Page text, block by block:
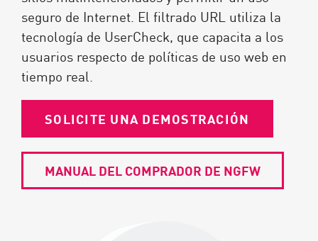
seguro de Internet. El filtrado URL utiliza la
tecnología de UserCheck, que capacita a los
usuarios respecto de políticas de uso web en
tiempo real.
SOLICITE UNA DEMOSTRACIÓN
MANUAL DEL COMPRADOR DE NGFW